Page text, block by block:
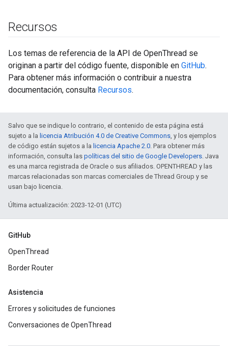
Recursos
Los temas de referencia de la API de OpenThread se
originan a partir del código fuente, disponible en GitHub.
Para obtener más información o contribuir a nuestra
documentación, consulta Recursos.
Salvo que se indique lo contrario, el contenido de esta página está
sujeto a la licencia Atribución 4.0 de Creative Commons, y los ejemplos
de código están sujetos a la licencia Apache 2.0. Para obtener más
información, consulta las políticas del sitio de Google Developers. Java
es una marca registrada de Oracle o sus afiliados. OPENTHREAD y las
marcas relacionadas son marcas comerciales de Thread Group y se
usan bajo licencia.
Última actualización: 2023-12-01 (UTC)
GitHub
OpenThread
Border Router
Asistencia
Errores y solicitudes de funciones
Conversaciones de OpenThread